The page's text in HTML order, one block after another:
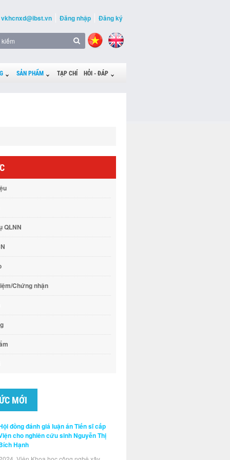
vkhcnxd@ibst.vn Đăng nhập Đăng ký
SẢN PHẨM TẠP CHÍ HỎI - ĐÁP
QLNN
Chứng nhận
MỚI
đồng đánh giá luận án Tiến sĩ cấp
cho nghiên cứu sinh Nguyễn Thị
Hạnh